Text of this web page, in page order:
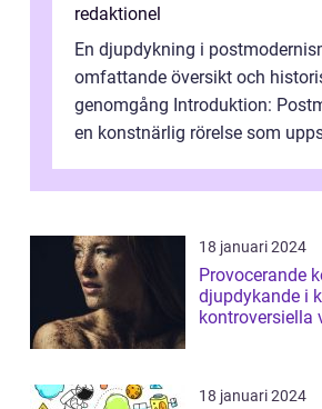
redaktionel
En djupdykning i
omfattande översikt och
genomgång Introduktion:
en konstnärlig rörelse som
18 januari 2024
Provocerande
djupdykande i
kontroversiella
18 januari 2024